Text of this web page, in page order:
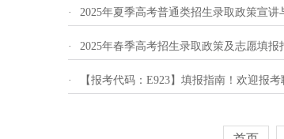
· 2025年夏季高考普通类招生录取政策宣讲
· 2025年春季高考招生录取政策及志愿填报
· 【报考代码：E923】填报指南！欢迎报